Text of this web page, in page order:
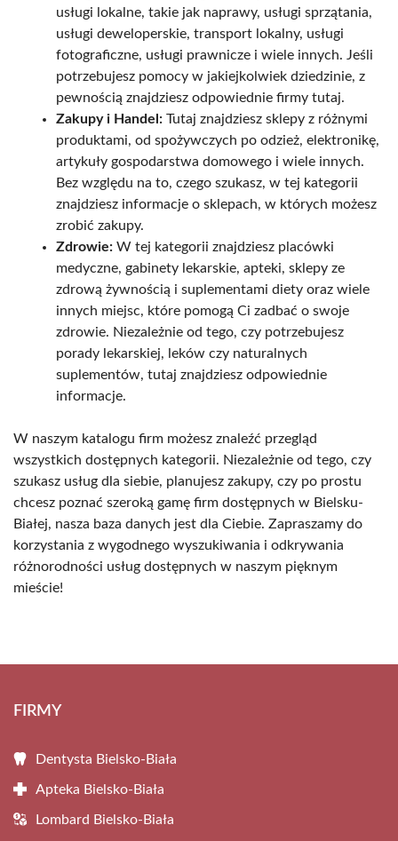
usługi lokalne, takie jak naprawy, usługi sprzątania,
usługi deweloperskie, transport lokalny, usługi
fotograficzne, usługi prawnicze i wiele innych. Jeśli
potrzebujesz pomocy w jakiejkolwiek dziedzinie, z
pewnością znajdziesz odpowiednie firmy tutaj.
Zakupy i Handel: Tutaj znajdziesz sklepy z różnymi
produktami, od spożywczych po odzież, elektronikę,
artykuły gospodarstwa domowego i wiele innych.
Bez względu na to, czego szukasz, w tej kategorii
znajdziesz informacje o sklepach, w których możesz
zrobić zakupy.
Zdrowie: W tej kategorii znajdziesz placówki
medyczne, gabinety lekarskie, apteki, sklepy ze
zdrową żywnością i suplementami diety oraz wiele
innych miejsc, które pomogą Ci zadbać o swoje
zdrowie. Niezależnie od tego, czy potrzebujesz
porady lekarskiej, leków czy naturalnych
suplementów, tutaj znajdziesz odpowiednie
informacje.
W naszym katalogu firm możesz znaleźć przegląd
wszystkich dostępnych kategorii. Niezależnie od tego, czy
szukasz usług dla siebie, planujesz zakupy, czy po prostu
chcesz poznać szeroką gamę firm dostępnych w Bielsku-
Białej, nasza baza danych jest dla Ciebie. Zapraszamy do
korzystania z wygodnego wyszukiwania i odkrywania
różnorodności usług dostępnych w naszym pięknym
mieście!
FIRMY
Dentysta Bielsko-Biała
Apteka Bielsko-Biała
Lombard Bielsko-Biała